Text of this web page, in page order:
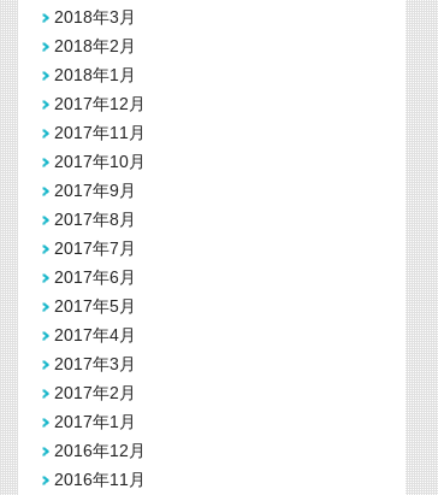
2018年3月
2018年2月
2018年1月
2017年12月
2017年11月
2017年10月
2017年9月
2017年8月
2017年7月
2017年6月
2017年5月
2017年4月
2017年3月
2017年2月
2017年1月
2016年12月
2016年11月